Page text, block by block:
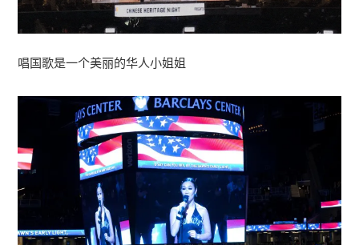
唱国歌是一个美丽的华人小姐姐